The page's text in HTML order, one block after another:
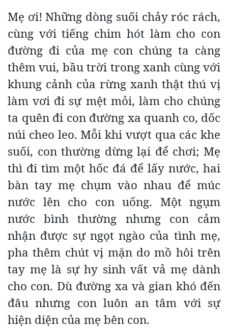
Mẹ ơi! Những dòng suối chảy róc rách,
cùng với tiếng chim hót làm cho con
đường đi của mẹ con chúng ta càng
thêm vui, bầu trời trong xanh cùng với
khung cảnh của rừng xanh thật thú vị
làm vơi đi sự mệt mỏi, làm cho chúng
ta quên đi con đường xa quanh co, dốc
núi cheo leo. Mỗi khi vượt qua các khe
suối, con thường dừng lại để chơi; Mẹ
thì đi tìm một hốc đá để lấy nước, hai
bàn tay mẹ chụm vào nhau để múc
nước lên cho con uống. Một ngụm
nước bình thường nhưng con cảm
nhận được sự ngọt ngào của tình mẹ,
pha thêm chút vị mặn do mồ hôi trên
tay mẹ là sự hy sinh vất vả mẹ dành
cho con. Dù đường xa và gian khó đến
đâu nhưng con luôn an tâm với sự
hiện diện của mẹ bên con.